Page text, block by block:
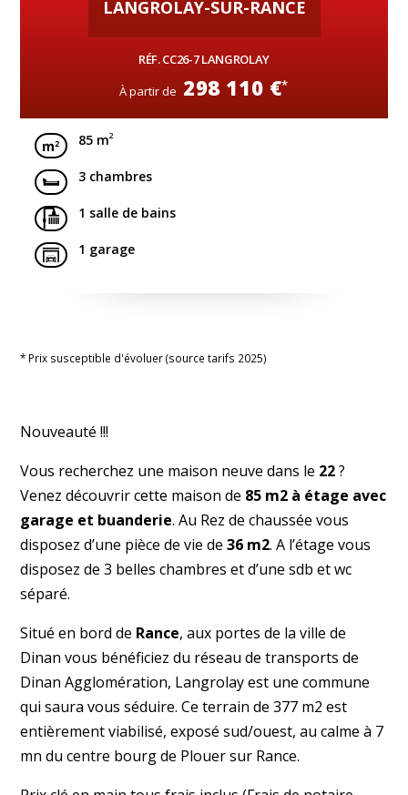
LANGROLAY-SUR-RANCE
RÉF. CC26-7 LANGROLAY
À partir de 298 110 €*
85 m2
3 chambres
1 salle de bains
1 garage
* Prix susceptible d'évoluer (source tarifs 2025)
Nouveauté !!!
Vous recherchez une maison neuve dans le 22?
Venez découvrir cette maison de 85 m2 à étage avec
garage et buanderie. Au Rez de chaussée vous
disposez d’une pièce de vie de36 m2. A l’étage vous
disposez de 3 belles chambres et d’une sdb et wc
séparé.
Situé en bord de Rance, aux portes de la ville de
Dinan vous bénéficiez du réseau de transports de
Dinan Agglomération, Langrolay est une commune
qui saura vous séduire. Ce terrain de 377 m2 est
entièrement viabilisé, exposé sud/ouest, au calme à 7
mn du centre bourg de Plouer sur Rance.